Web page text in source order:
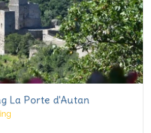
La Porte d'Autan